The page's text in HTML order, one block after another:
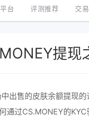
台 评测推荐 交
提现
出售的皮肤余额提现
通过CS.MONEY的KYC